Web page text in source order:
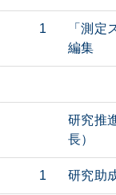
1
「測
編集
研究推
長）
1 研究助